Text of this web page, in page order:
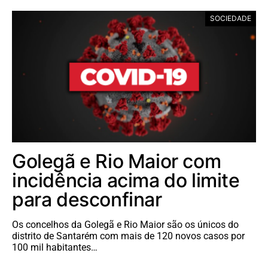
SOCIEDADE
Golegã e Rio Maior com
incidência acima do limite
para desconfinar
Os concelhos da Golegã e Rio Maior são os únicos do
distrito de Santarém com mais de 120 novos casos por
100 mil habitantes…